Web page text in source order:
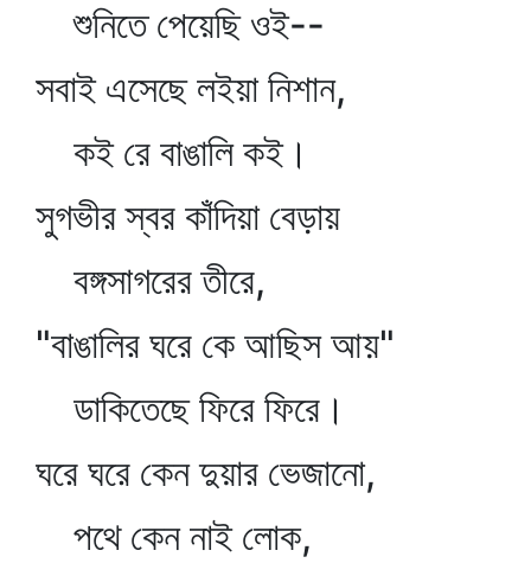
শুনিতে পেয়েছি ওই--
সবাই এসেছে লইয়া নিশান,
কই রে বাঙালি কই।
সুগভীর স্বর কাঁদিয়া বেড়ায়
বঙ্গসাগরের তীরে,
"বাঙালির ঘরে কে আছিস আয়"
ডাকিতেছে ফিরে ফিরে।
ঘরে ঘরে কেন দুয়ার ভেজানো,
পথে কেন নাই লোক,